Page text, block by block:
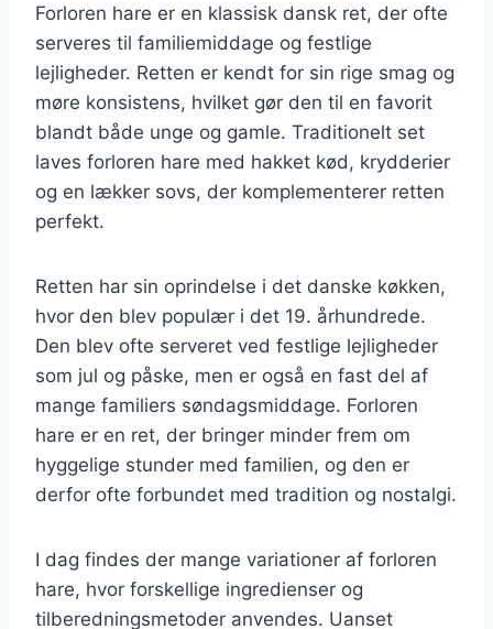
Forloren hare er en klassisk dansk ret, der ofte
serveres til familiemiddage og festlige
lejligheder. Retten er kendt for sin rige smag og
møre konsistens, hvilket gør den til en favorit
blandt både unge og gamle. Traditionelt set
laves forloren hare med hakket kød, krydderier
og en lækker sovs, der komplementerer retten
perfekt.
Retten har sin oprindelse i det danske køkken,
hvor den blev populær i det 19. århundrede.
Den blev ofte serveret ved festlige lejligheder
som jul og påske, men er også en fast del af
mange familiers søndagsmiddage. Forloren
hare er en ret, der bringer minder frem om
hyggelige stunder med familien, og den er
derfor ofte forbundet med tradition og nostalgi.
I dag findes der mange variationer af forloren
hare, hvor forskellige ingredienser og
tilberedningsmetoder anvendes. Uanset